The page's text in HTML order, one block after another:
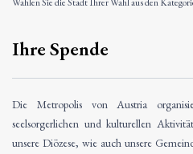
Wählen Sie die Stadt Ihrer Wahl aus den
Ihre Spende
Die Metropolis von Austria
seelsorgerlichen und kulturellen
unsere Diözese, wie auch unsere